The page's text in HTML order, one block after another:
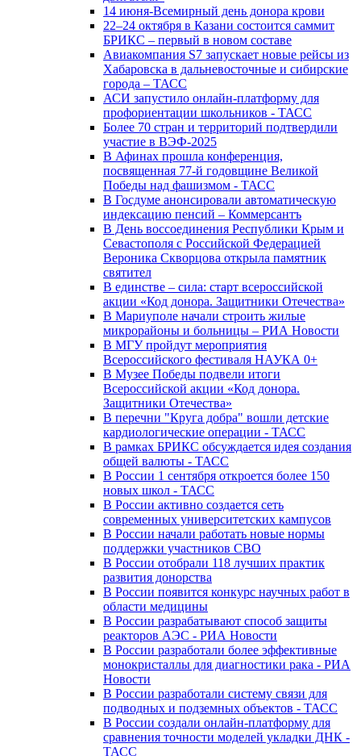
14 июня-Всемирный день донора крови
22–24 октября в Казани состоится саммит
БРИКС – первый в новом составе
Авиакомпания S7 запускает новые рейсы из
Хабаровска в дальневосточные и сибирские
города – ТАСС
АСИ запустило онлайн-платформу для
профориентации школьников - ТАСС
Более 70 стран и территорий подтвердили
участие в ВЭФ-2025
В Афинах прошла конференция,
посвященная 77-й годовщине Великой
Победы над фашизмом - ТАСС
В Госдуме анонсировали автоматическую
индексацию пенсий – Коммерсантъ
В День воссоединения Республики Крым и
Севастополя с Российской Федерацией
Вероника Скворцова открыла памятник
святител
В единстве – сила: старт всероссийской
акции «Код донора. Защитники Отечества»
В Мариуполе начали строить жилые
микрорайоны и больницы – РИА Новости
В МГУ пройдут мероприятия
Всероссийского фестиваля НАУКА 0+
В Музее Победы подвели итоги
Всероссийской акции «Код донора.
Защитники Отечества»
В перечни "Круга добра" вошли детские
кардиологические операции - ТАСС
В рамках БРИКС обсуждается идея создания
общей валюты - ТАСС
В России 1 сентября откроется более 150
новых школ - ТАСС
В России активно создается сеть
современных университетских кампусов
В России начали работать новые нормы
поддержки участников СВО
В России отобрали 118 лучших практик
развития донорства
В России появится конкурс научных работ в
области медицины
В России разрабатывают способ защиты
реакторов АЭС - РИА Новости
В России разработали более эффективные
монокристаллы для диагностики рака - РИА
Новости
В России разработали систему связи для
подводных и подземных объектов - ТАСС
В России создали онлайн-платформу для
сравнения точности моделей укладки ДНК -
ТАСС